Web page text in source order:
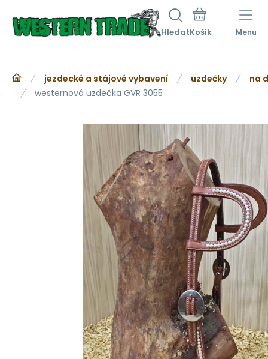
Hledat Menu
jezdecké a stájové vybavení uzdečky
na
westernová uzdečka GVR 3055